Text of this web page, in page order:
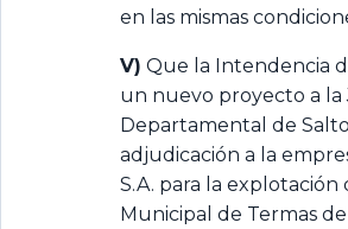
en las mismas
V) Que la Intendencia
un nuevo proyecto a la
Departamental de
adjudicación a la
S.A. para la explotación
Municipal de Termas